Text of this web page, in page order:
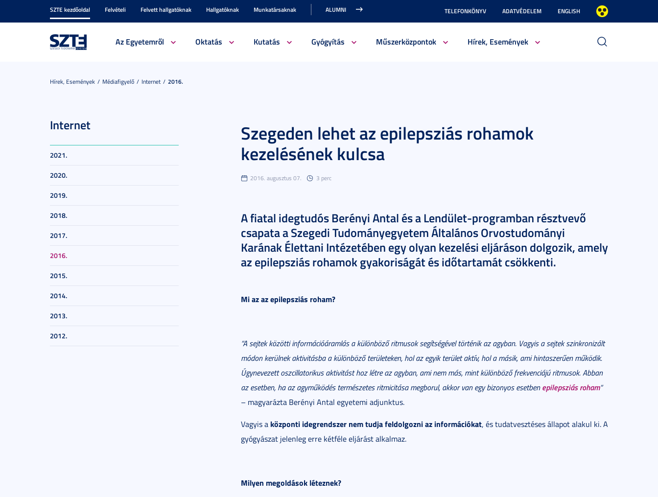
SZTE kezdőoldal Felvételi Felvett hallgatóknak Hallgatóknak Munkatársaknak ALUMNI TELEFONKÖNYV ADATVÉDELEM ENGLISH
Az Egyetemről Oktatás Kutatás Gyógyítás Műszerközpontok Hírek, Események
Hírek, Események Médiafigyelő Internet 2016.
Internet
2021.
2020.
2019.
2018.
2017.
2016.
2015.
2014.
2013.
2012.
Szegeden lehet az epilepsziás rohamok
kezelésének kulcsa
2016. augusztus 07. 3 perc
A fiatal idegtudós Berényi Antal és a Lendület-programban résztvevő
csapata a Szegedi Tudományegyetem Általános Orvostudományi
Karának Élettani Intézetében egy olyan kezelési eljáráson dolgozik, amely
az epilepsziás rohamok gyakoriságát és időtartamát csökkenti.
Mi az az epilepsziás roham?
“A sejtek közötti információáramlás a különböző ritmusok segítségével történik az agyban. Vagyis a sejtek szinkronizált
módon kerülnek aktivitásba a különböző területeken, hol az egyik terület aktív, hol a másik, ami hintaszerűen működik.
Úgynevezett oszcillatorikus aktivitást hoz létre az agyban, ami nem más, mint különböző frekvenciájú ritmusok. Abban
az esetben, ha az agyműködés természetes ritmicitása megborul, akkor van egy bizonyos esetbenepilepsziás roham“
– magyarázta Berényi Antal egyetemi adjunktus.
Vagyis a központi idegrendszer nem tudja feldolgozni az információkat, és tudatvesztéses állapot alakul ki. A
gyógyászat jelenleg erre kétféle eljárást alkalmaz.
Milyen megoldások léteznek?